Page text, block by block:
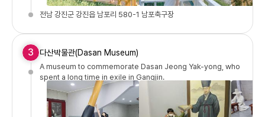
전남 강진군 강진읍 남포리 580-1 남포축구장
3 다산박물관(Dasan Museum)
A museum to commemorate Dasan Jeong Yak-yong, who
spent a long time in exile in Gangjin.